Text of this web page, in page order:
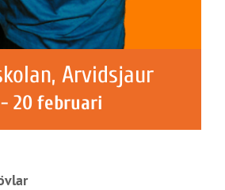
Arvidsjaur
- 20 februari